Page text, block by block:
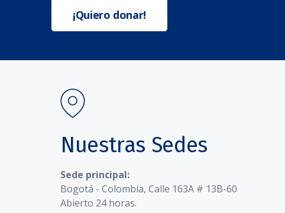
¡Quiero donar!
Nuestras Sedes
Sede principal:
Bogotá - Colombia, Calle 163A # 13B-60
Abierto 24 horas.